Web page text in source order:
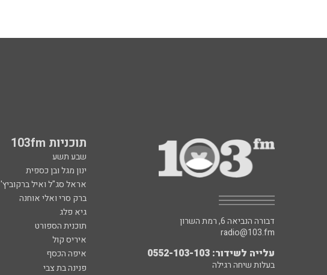
תוכניות 103fm
שבע תשע
ינון מגל ובן כספית
אראל סג"ל ואיל ברקוביץ'
ברק סרי ואלי אוחנה
גיא פלג
תוכנית הספורט
איריס קול
איפה הכסף
פנינה בת צבי
דבורה הנביאה 6, רמת השרון
radio@103.fm
עלייה לשידור: 0552-103-103
בעלות שיחה רגילה